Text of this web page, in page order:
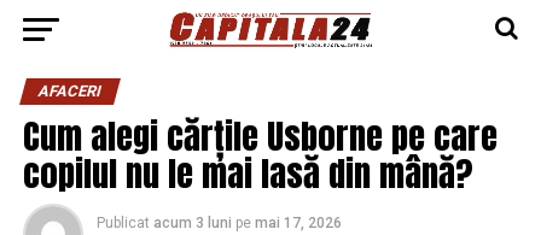
AFACERI
Cum alegi cărțile Usborne pe care
copilul nu le mai lasă din mână?
Publicat acum 3 luni pe mai 17, 2026